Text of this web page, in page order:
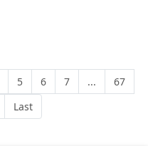
5 6 7 ...
67
Last